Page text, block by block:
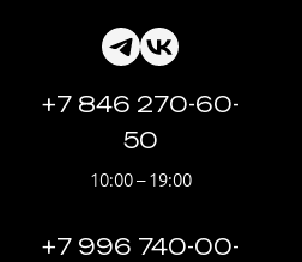
+7 846 270-60-
50
10:00 – 19:00
+7 996 740-00-